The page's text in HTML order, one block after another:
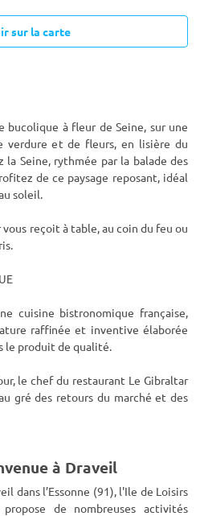
sur la carte
bucolique à fleur de Seine, sur une
verdure et de fleurs, en lisière du
la Seine, rythmée par la balade des
ez de ce paysage reposant, idéal
soleil.
reçoit à table, au coin du feu ou
cuisine bistronomique française,
raffinée et inventive élaborée
le produit de qualité.
le chef du restaurant Le Gibraltar
gré des retours du marché et des
à Draveil
dans l’Essonne (91), l'Ile de Loisirs
de nombreuses activités